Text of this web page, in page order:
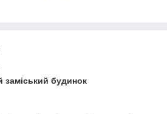
заміський будинок